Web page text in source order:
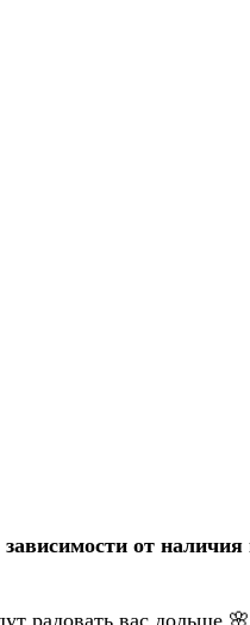
от наличия
радовать вас дольше 🌸